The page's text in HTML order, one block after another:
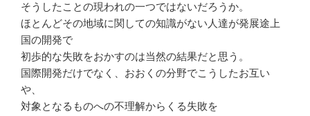
そうしたことの現われの一つではないだろうか。
ほとんどその地域に関しての知識がない人達が発展途上
国の開発で
初歩的な失敗をおかすのは当然の結果だと思う。
国際開発だけでなく、おおくの分野でこうしたお互い
や、
対象となるものへの不理解からくる失敗を